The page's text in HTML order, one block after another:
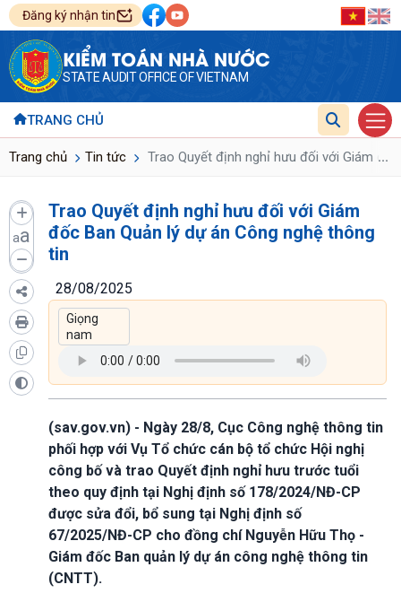
Đăng ký nhận tin
KIỂM TOÁN NHÀ NƯỚC
STATE AUDIT OFFICE OF VIETNAM
TRANG CHỦ
Trang chủ Tin tức Trao Quyết định nghỉ hưu đối với Giám ...
aa
Trao Quyết định nghỉ hưu đối với Giám
đốc Ban Quản lý dự án Công nghệ thông
tin
28/08/2025
(sav.gov.vn) - Ngày 28/8, Cục Công nghệ thông tin
phối hợp với Vụ Tổ chức cán bộ tổ chức Hội nghị
công bố và trao Quyết định nghỉ hưu trước tuổi
theo quy định tại Nghị định số 178/2024/NĐ-CP
được sửa đổi, bổ sung tại Nghị định số
67/2025/NĐ-CP cho đồng chí Nguyễn Hữu Thọ -
Giám đốc Ban quản lý dự án công nghệ thông tin
(CNTT).